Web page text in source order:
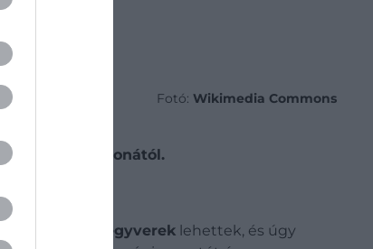
Fotó: Wikimedia Commons
saját otthonától.
játékfegyverek lehettek, és úgy